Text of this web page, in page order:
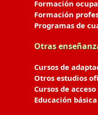
Formación
Formación
Programas de
Otras
Cursos de
Otros estudios
Cursos de acceso
Educación